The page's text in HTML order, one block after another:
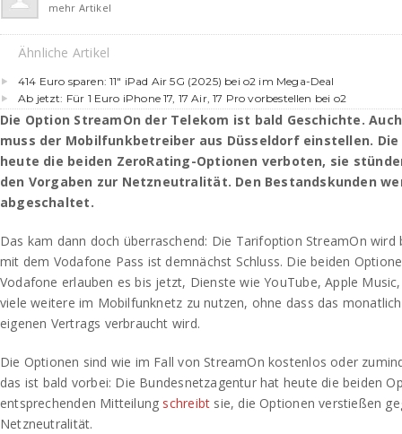
mehr Artikel
Ähnliche Artikel
414 Euro sparen: 11″ iPad Air 5G (2025) bei o2 im Mega-Deal
Ab jetzt: Für 1 Euro iPhone 17, 17 Air, 17 Pro vorbestellen bei o2
Die Option StreamOn der Telekom ist bald Geschichte.
muss der Mobilfunkbetreiber aus Düsseldorf einstellen.
heute die beiden ZeroRating-Optionen verboten, sie
den Vorgaben zur Netzneutralität. Den Bestandskunden
abgeschaltet.
Das kam dann doch überraschend: Die Tarifoption StreamOn wird
mit dem Vodafone Pass ist demnächst Schluss. Die beiden
Vodafone erlauben es bis jetzt, Dienste wie YouTube, Apple
viele weitere im Mobilfunknetz zu nutzen, ohne dass das
eigenen Vertrags verbraucht wird.
Die Optionen sind wie im Fall von StreamOn kostenlos oder
das ist bald vorbei: Die Bundesnetzagentur hat heute die beiden
entsprechenden Mitteilung schreibt sie, die Optionen verstießen
Netzneutralität.